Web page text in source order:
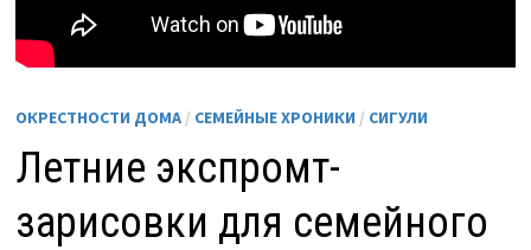
ОКРЕСТНОСТИ ДОМА/ СЕМЕЙНЫЕ ХРОНИКИ / СИГУЛИ
Летние экспромт-
зарисовки для семейного